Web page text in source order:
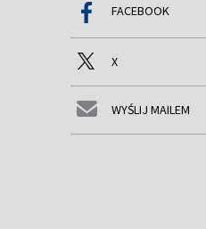
FACEBOOK
X
WYŚLIJ MAILEM